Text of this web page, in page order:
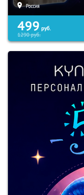
Россия
499 руб.
1290руб.